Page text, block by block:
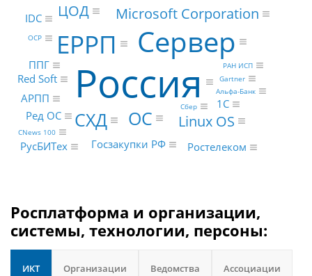
Россия
Сервер
ЕРРП
СХД ОС
Microsoft Corporation
Linux OS
ЦОД
РусБИТех Госзакупки РФ
ППГ
1С
Red Soft
Ростелеком
АРПП
Ред ОС
IDC
CNews 100
Сбер
Альфа-Банк
OCP
Gartner
РАН ИСП
Росплатформа и организации,
системы, технологии, персоны:
ИКТ Организации Ведомства Ассоциации